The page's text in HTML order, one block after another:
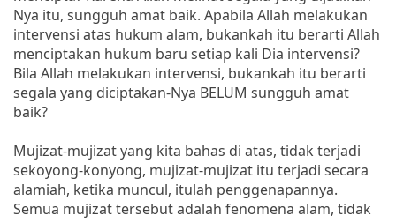
Nya itu, sungguh amat baik. Apabila Allah melakukan
intervensi atas hukum alam, bukankah itu berarti Allah
menciptakan hukum baru setiap kali Dia intervensi?
Bila Allah melakukan intervensi, bukankah itu berarti
segala yang diciptakan-Nya BELUM sungguh amat
baik?
Mujizat-mujizat yang kita bahas di atas, tidak terjadi
sekoyong-konyong, mujizat-mujizat itu terjadi secara
alamiah, ketika muncul, itulah penggenapannya.
Semua mujizat tersebut adalah fenomena alam, tidak